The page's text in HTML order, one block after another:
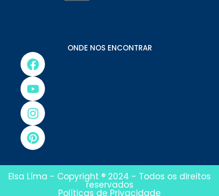
ONDE NOS ENCONTRAR
Elsa Líma - Copyright ® 2024 - Todos os direitos
reservados
Políticas de Privacidade